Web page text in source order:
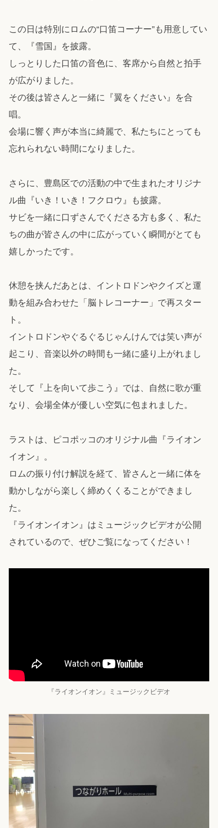
この日は特別にロムの“口笛コーナー”も用意してい
て、『雪国』を披露。
しっとりした口笛の音色に、客席から自然と拍手
が広がりました。
その後は皆さんと一緒に『翼をください』を合
唱。
会場に響く声が本当に綺麗で、私たちにとっても
忘れられない時間になりました。
さらに、豊島区での活動の中で生まれたオリジナ
ル曲『いき！いき！フクロウ』も披露。
サビを一緒に口ずさんでくださる方も多く、私た
ちの曲が皆さんの中に広がっていく瞬間がとても
嬉しかったです。
休憩を挟んだあとは、イントロドンやクイズと運
動を組み合わせた「脳トレコーナー」で再スター
ト。
イントロドンやぐるぐるじゃんけんでは笑い声が
起こり、音楽以外の時間も一緒に盛り上がれまし
た。
そして『上を向いて歩こう』では、自然に歌が重
なり、会場全体が優しい空気に包まれました。
ラストは、ピコポッコのオリジナル曲『ライオン
イオン』。
ロムの振り付け解説を経て、皆さんと一緒に体を
動かしながら楽しく締めくくることができまし
た。
『ライオンイオン』はミュージックビデオが公開
されているので、ぜひご覧になってください！
『ライオンイオン』ミュージックビデオ